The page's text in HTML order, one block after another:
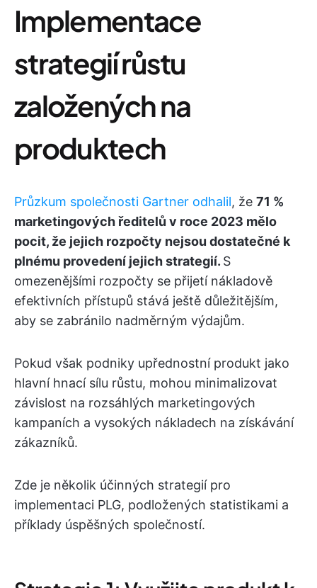
Implementace
strategií růstu
založených na
produktech
Průzkum společnosti Gartner odhalil, že 71 %
marketingových ředitelů v roce 2023 mělo
pocit, že jejich rozpočty nejsou dostatečné k
plnému provedení jejich strategií. S
omezenějšími rozpočty se přijetí nákladově
efektivních přístupů stává ještě důležitějším,
aby se zabránilo nadměrným výdajům.
Pokud však podniky upřednostní produkt jako
hlavní hnací sílu růstu, mohou minimalizovat
závislost na rozsáhlých marketingových
kampaních a vysokých nákladech na získávání
zákazníků.
Zde je několik účinných strategií pro
implementaci PLG, podložených statistikami a
příklady úspěšných společností.